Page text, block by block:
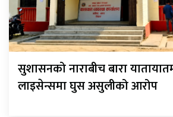
सुशासनको नाराबीच बारा
लाइसेन्समा घुस असुलीको आरोप